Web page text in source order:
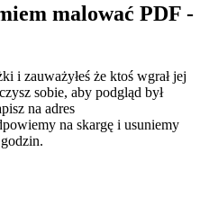
malować PDF -
i zauważyłeś że ktoś wgrał jej
sobie, aby podgląd był
na adres
na skargę i usuniemy